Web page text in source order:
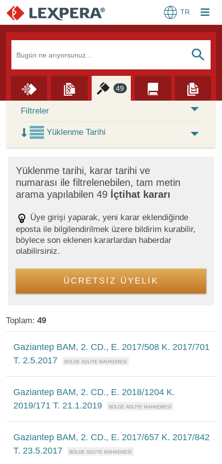
TR
S
49
Skip to Search Results
Filtreler
Yüklenme Tarihi
Yüklenme tarihi, karar tarihi ve
numarası ile filtrelenebilen, tam metin
arama yapılabilen 49 İçtihat kararı
Üye girişi yaparak, yeni karar eklendiğinde
eposta ile bilgilendirilmek üzere bildirim kurabilir,
böylece son eklenen kararlardan haberdar
olabilirsiniz.
ÜCRETSİZ ÜYELİK
Toplam: 49
Gaziantep BAM, 2. CD., E. 2017/508 K. 2017/701
T. 2.5.2017
Gaziantep BAM, 2. CD., E. 2018/1204 K.
2019/171 T. 21.1.2019
Gaziantep BAM, 2. CD., E. 2017/657 K. 2017/842
T. 23.5.2017